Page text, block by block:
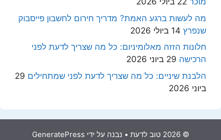
מה לעשות ברגע האמת? מדריך חירום לחשבון פייסבוק
שנפרץ 14 ביולי 2026
חלונות הזזה מאלומיניום: כל מה שצריך לדעת לפני
הרכישה 29 ביוני 2026
הלבנת שיניים: כל מה שצריך לדעת לפני שמתחילים 29
ביוני 2026
© 2026 טוב לדעת • נבנה על ידי GeneratePress